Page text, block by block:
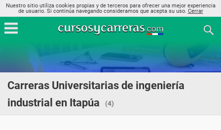
Nuestro sitio utiliza cookies propias y de terceros para ofrecer una mejor experiencia
de usuario. Si continúa navegando consideramos que acepta su uso. Cerrar
Carreras Universitarias de ingeniería
industrial en Itapúa
(4)